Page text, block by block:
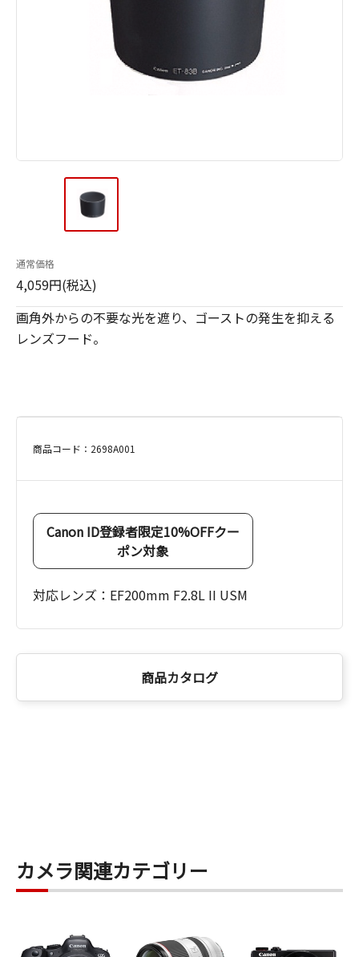
通常価格
4,059円(税込)
画角外からの不要な光を遮り、ゴーストの発生を抑える
レンズフード。
商品コード：2698A001
Canon ID登録者限定10%OFFクー
ポン対象
対応レンズ：EF200mm F2.8L II USM
商品カタログ
カメラ関連カテゴリー